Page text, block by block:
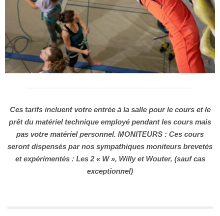
Ces tarifs incluent votre entrée à la salle pour le cours et le
prêt du matériel technique employé pendant les cours mais
pas votre matériel personnel. MONITEURS : Ces cours
seront dispensés par nos sympathiques moniteurs brevetés
et expérimentés : Les 2 « W », Willy et Wouter, (sauf cas
exceptionnel)